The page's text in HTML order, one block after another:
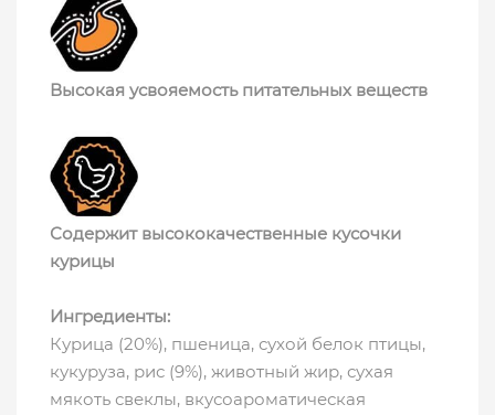
Высокая усвояемость питательных веществ
Содержит высококачественные кусочки
курицы
Ингредиенты:
Курица (20%), пшеница, сухой белок птицы,
кукуруза, рис (9%), животный жир, сухая
мякоть свеклы, вкусоароматическая